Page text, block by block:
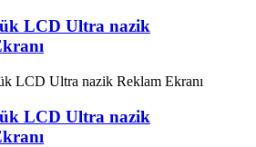
LCD Ultra nazik
LCD Ultra nazik